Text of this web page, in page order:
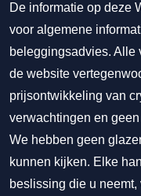
De informatie op deze
voor algemene
beleggingsadvies.
de website
prijsontwikkeling van
verwachtingen en
We hebben geen
kunnen kijken. Elke
beslissing die u